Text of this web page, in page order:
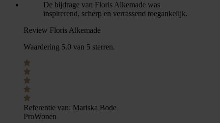
De bijdrage van Floris Alkemade was
inspirerend, scherp en verrassend toegankelijk.
Review Floris Alkemade
Waardering 5.0 van 5 sterren.
Referentie van: Mariska Bode
ProWonen